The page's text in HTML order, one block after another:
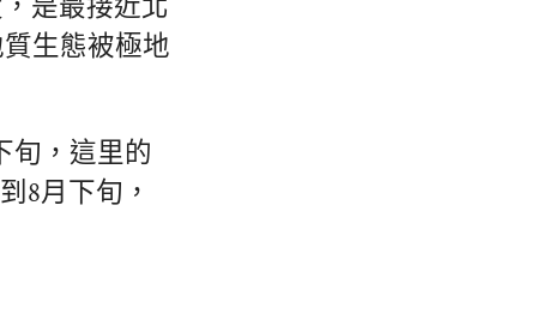
是最接近北
生態被極地
旬，這里的
8月下旬，